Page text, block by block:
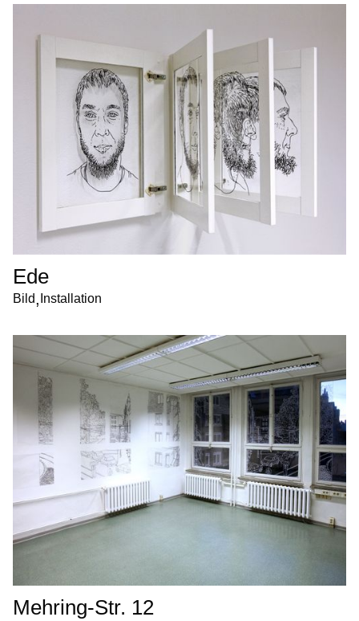
Ede
Bild, Installation
Mehring-Str. 12